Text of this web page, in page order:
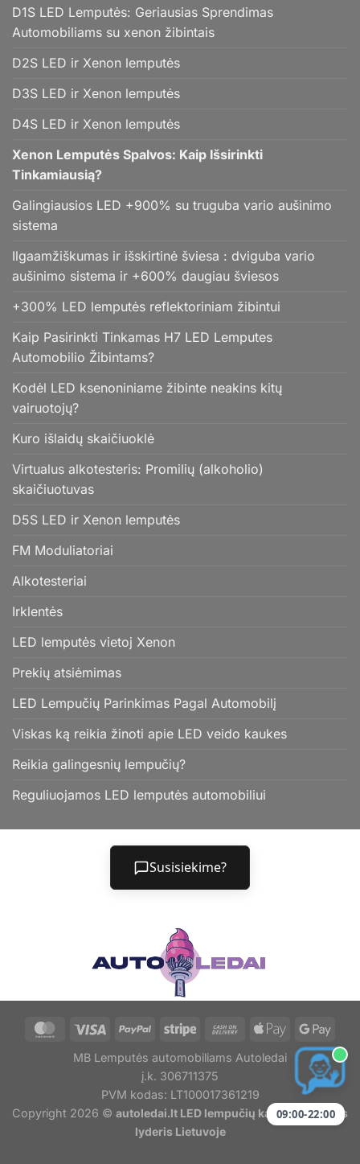
D1S LED Lemputės: Geriausias Sprendimas
Automobiliams su xenon žibintais
D2S LED ir Xenon lemputės
D3S LED ir Xenon lemputės
D4S LED ir Xenon lemputės
Xenon Lemputės Spalvos: Kaip Išsirinkti
Tinkamiausią?
Galingiausios LED +900% su truguba vario aušinimo
sistema
Ilgaamžiškumas ir išskirtinė šviesa : dviguba vario
aušinimo sistema ir +600% daugiau šviesos
+300% LED lemputės reflektoriniam žibintui
Kaip Pasirinkti Tinkamas H7 LED Lemputes
Automobilio Žibintams?
Kodėl LED ksenoniniame žibinte neakins kitų
vairuotojų?
Kuro išlaidų skaičiuoklė
Virtualus alkotesteris: Promilių (alkoholio)
skaičiuotuvas
D5S LED ir Xenon lemputės
FM Moduliatoriai
Alkotesteriai
Irklentės
LED lemputės vietoj Xenon
Prekių atsiėmimas
LED Lempučių Parinkimas Pagal Automobilį
Viskas ką reikia žinoti apie LED veido kaukes
Reikia galingesnių lempučių?
Reguliuojamos LED lemputės automobiliui
Susisiekime?
MB Lemputės automobiliams Autoledai
į.k. 306711375
PVM kodas: LT100017361219
Copyright 2026 © autoledai.lt LED lempučių kainų ir kokybės
lyderis Lietuvoje
09:00-22:00